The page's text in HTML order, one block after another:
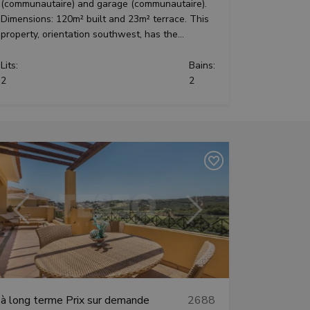
(communautaire) and garage (communautaire).
Dimensions: 120m² built and 23m² terrace. This
property, orientation southwest, has the...
Lits:
2
Bains:
2
Précédent Suivant
à long terme Prix sur demande 2688
cookie
consent and
the site. It
state.
a unique
pageviews.
Analytics - which
by assigning a
included in each
embedded
advertisement
to
Description